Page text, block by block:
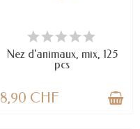
DERNIERS ARTICLES EN STOCK
Nez d'animaux, mix, 125
pcs
8,90 CHF